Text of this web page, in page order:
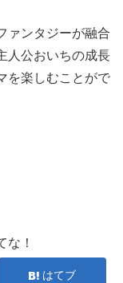
ァンタジーが融合
人公おいちの成長
を楽しむことがで
な！
はてブ